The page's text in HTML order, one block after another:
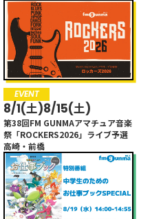
EVENT
8/1(土)8/15(土)
第38回FM GUNMAアマチュア音楽
祭「ROCKERS2026」ライブ予選
高崎・前橋
お知らせ
8/19（水）14:00~
8/19(水) 特別番組『中学生のため
のお仕事ブックSPECIAL』